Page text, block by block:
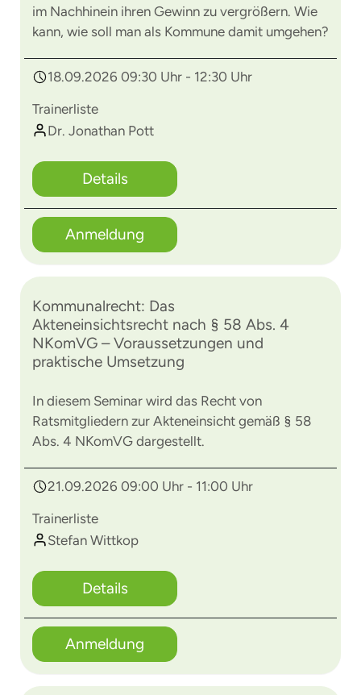
im Nachhinein ihren Gewinn zu vergrößern. Wie
kann, wie soll man als Kommune damit umgehen?
18.09.2026 09:30 Uhr - 12:30 Uhr
Trainerliste
Dr. Jonathan Pott
Details
Anmeldung
Kommunalrecht: Das
Akteneinsichtsrecht nach § 58 Abs. 4
NKomVG – Voraussetzungen und
praktische Umsetzung
In diesem Seminar wird das Recht von
Ratsmitgliedern zur Akteneinsicht gemäß § 58
Abs. 4 NKomVG dargestellt.
21.09.2026 09:00 Uhr - 11:00 Uhr
Trainerliste
Stefan Wittkop
Details
Anmeldung